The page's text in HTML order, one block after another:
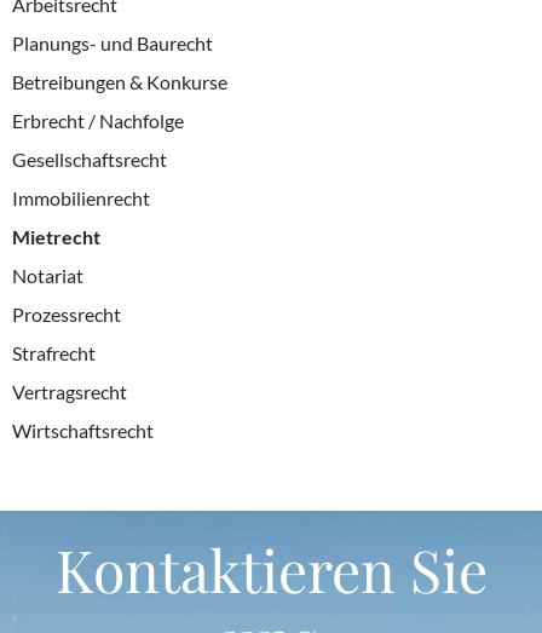
Planungs- und Baurecht
Betreibungen & Konkurse
Erbrecht / Nachfolge
Gesellschaftsrecht
Immobilienrecht
Mietrecht
Notariat
Prozessrecht
Strafrecht
Vertragsrecht
Wirtschaftsrecht
Kontaktieren Sie